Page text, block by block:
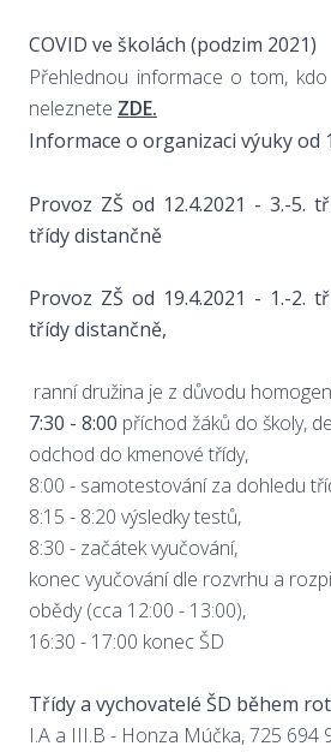
COVID ve školách (podzim 2021)
Přehlednou informace o tom,
neleznete ZDE.
Informace o organizaci výuky od
Provoz ZŠ od 12.4.2021 - 3.-5.
třídy distančně
Provoz ZŠ od 19.4.2021 - 1.-2.
třídy distančně,
ranní družina je z důvodu
7:30 - 8:00 příchod žáků do školy,
odchod do kmenové třídy,
8:00 - samotestování za dohledu
8:15 - 8:20 výsledky testů,
8:30 - začátek vyučování,
konec vyučování dle rozvrhu a
obědy (cca 12:00 - 13:00),
16:30 - 17:00 konec ŠD
Třídy a vychovatelé ŠD během
I.A a III.B - Honza Múčka, 725 694